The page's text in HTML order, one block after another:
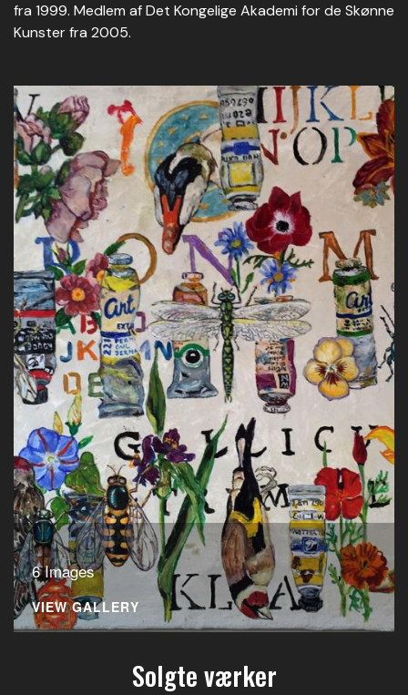
fra 1999. Medlem af Det Kongelige Akademi for de Skønne
Kunster fra 2005.
6 Images
VIEW GALLERY
Solgte værker